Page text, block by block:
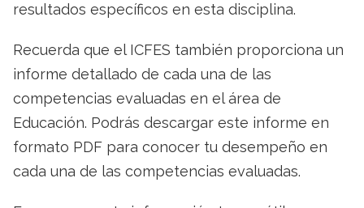
resultados específicos en esta disciplina.
Recuerda que el ICFES también proporciona un
informe detallado de cada una de las
competencias evaluadas en el área de
Educación. Podrás descargar este informe en
formato PDF para conocer tu desempeño en
cada una de las competencias evaluadas.